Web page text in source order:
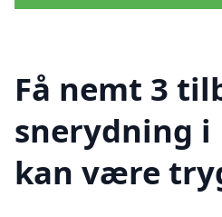
Få nemt 3
snerydning i
kan være